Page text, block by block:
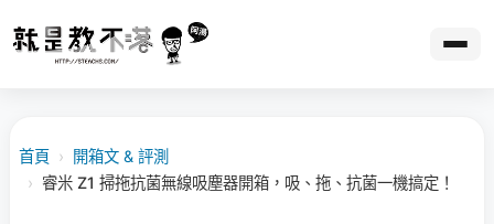
首頁 ›
開箱文 & 評測
› 睿米 Z1 掃拖抗菌無線吸塵器開箱，吸、拖、抗菌一機搞定！